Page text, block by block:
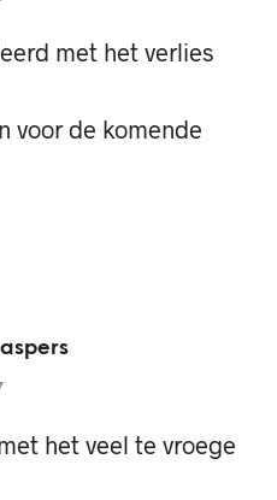
met het verlies
voor de komende
het veel te vroege